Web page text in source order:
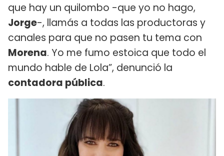
que hay un quilombo -que yo no hago,
Jorge-, llamás a todas las productoras y
canales para que no pasen tu tema con
Morena. Yo me fumo estoica que todo el
mundo hable de Lola”, denunció la
contadora pública.